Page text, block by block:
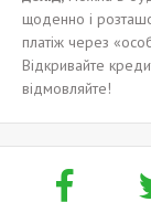
щоденно і
платіж через
Відкривайте
відмовляйте!